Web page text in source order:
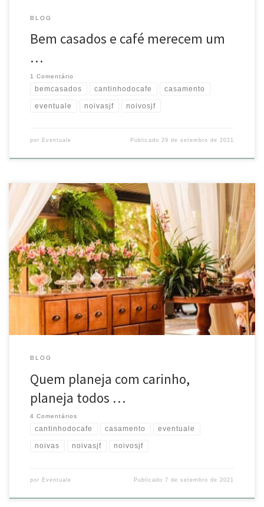
BLOG
Bem casados e café merecem um
…
1 Comentário
bemcasados cantinhodocafe casamento
eventuale noivasjf noivosjf
por Eventuale Publicado 29 de setembro de 2021
Quem planeja com carinho, planeja todos os detalhes! Esse foi o
cantinho do café!
Repost @peplumcerimonial #eventuale
#casamento #cantinhodocafe #noivas #noivasjf #noivosjf
BLOG
Quem planeja com carinho,
planeja todos …
4 Comentários
cantinhodocafe casamento eventuale
noivas noivasjf noivosjf
por Eventuale Publicado7 de setembro de 2021